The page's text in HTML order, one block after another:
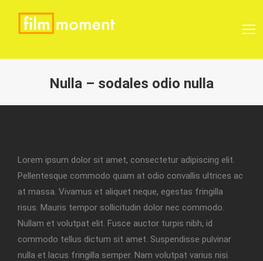
Nulla – sodales odio nulla
Lorem ipsum dolor sit amet, consectetur adipiscing elit.
Pellentesque commodo quam at odio convallis ultrices ac
at massa. Vivamus et aliquet neque, egestas fringilla
risus. Mauris tempor sollicitudin dolor nec commodo.
Nullam et volutpat elit. Fusce auctor turpis nibh, id
commodo tellus dictum sit amet. Suspendisse pulvinar
nulla et lacus fringilla semper. Nam volutpat varius nisi.